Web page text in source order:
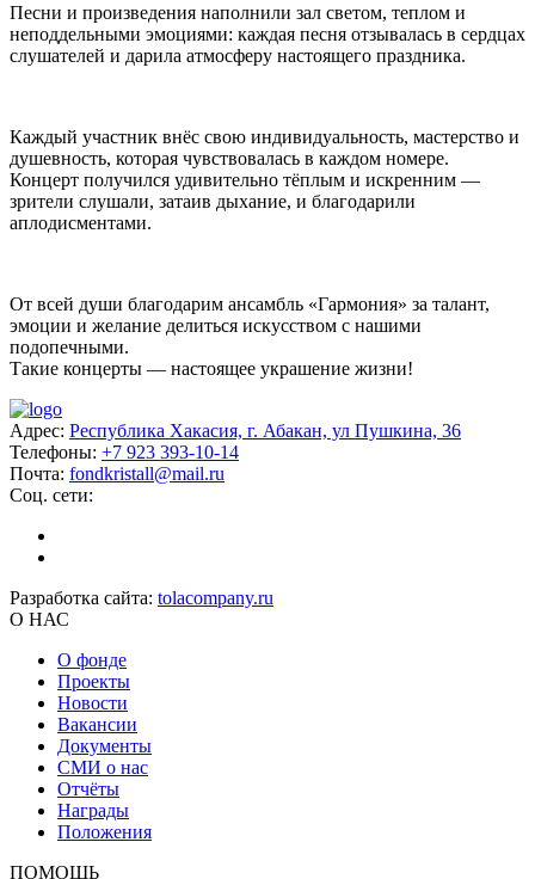
Песни и произведения наполнили зал светом, теплом и
неподдельными эмоциями: каждая песня отзывалась в сердцах
слушателей и дарила атмосферу настоящего праздника.
Каждый участник внёс свою индивидуальность, мастерство и
душевность, которая чувствовалась в каждом номере.
Концерт получился удивительно тёплым и искренним —
зрители слушали, затаив дыхание, и благодарили
аплодисментами.
От всей души благодарим ансамбль «Гармония» за талант,
эмоции и желание делиться искусством с нашими
подопечными.
Такие концерты — настоящее украшение жизни!
Адрес: Республика Хакасия, г. Абакан, ул Пушкина, 36
Телефоны: +7 923 393-10-14
Почта: fondkristall@mail.ru
Соц. сети:
Разработка сайта: tolacompany.ru
О НАС
О фонде
Проекты
Новости
Вакансии
Документы
СМИ о нас
Отчёты
Награды
Положения
ПОМОЩЬ